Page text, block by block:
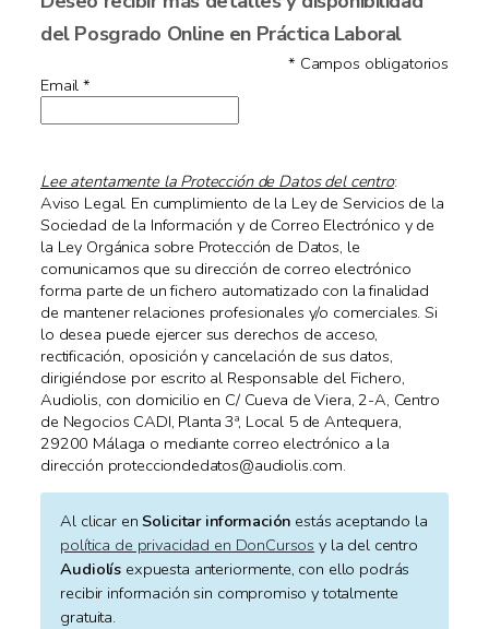
del Posgrado Online en Práctica Laboral
* Campos obligatorios
Email *
Lee atentamente la Protección de Datos del centro:
Aviso Legal. En cumplimiento de la Ley de Servicios de la
Sociedad de la Información y de Correo Electrónico y de
la Ley Orgánica sobre Protección de Datos, le
comunicamos que su dirección de correo electrónico
forma parte de un fichero automatizado con la finalidad
de mantener relaciones profesionales y/o comerciales. Si
lo desea puede ejercer sus derechos de acceso,
rectificación, oposición y cancelación de sus datos,
dirigiéndose por escrito al Responsable del Fichero,
Audiolis, con domicilio en C/ Cueva de Viera, 2-A, Centro
de Negocios CADI, Planta 3ª, Local 5 de Antequera,
29200 Málaga o mediante correo electrónico a la
dirección protecciondedatos@audiolis.com.
Al clicar enSolicitar información estás aceptando la
política de privacidad en DonCursos y la del centro
Audiolís expuesta anteriormente, con ello podrás
recibir información sin compromiso y totalmente
gratuita.